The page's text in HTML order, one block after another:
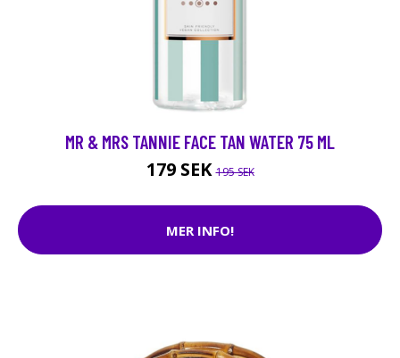
MR & MRS TANNIE FACE TAN WATER 75 ML
179 SEK195 SEK
MER INFO!